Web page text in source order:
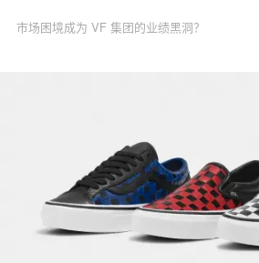
市场困境成为 VF 集团的业绩黑洞？